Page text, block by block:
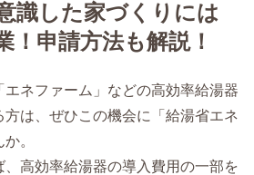
識した家づくりには
！申請方法も解説！
ネファーム」などの高効率給湯器
は、ぜひこの機会に「給湯省エネ
。
、高効率給湯器の導入費用の一部を